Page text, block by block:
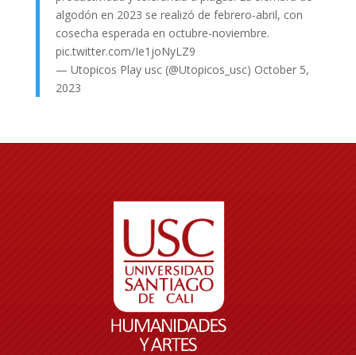
algodón en 2023 se realizó de febrero-abril, con
cosecha esperada en octubre-noviembre.
pic.twitter.com/Ie1joNyLZ9
— Utopicos Play usc (@Utopicos_usc) October 5,
2023